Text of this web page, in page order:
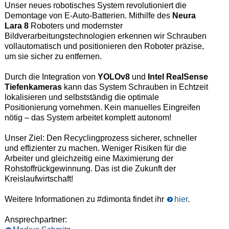
Unser neues robotisches System revolutioniert die
Demontage von E-Auto-Batterien. Mithilfe des Neura
Lara 8Roboters und modernster
Bildverarbeitungstechnologien erkennen wir Schrauben
vollautomatisch und positionieren den Roboter präzise,
um sie sicher zu entfernen.
Durch die Integration von YOLOv8und
Intel RealSense
Tiefenkameraskann das System Schrauben in Echtzeit
lokalisieren und selbstständig die optimale
Positionierung vornehmen. Kein manuelles Eingreifen
nötig – das System arbeitet komplett autonom!
Unser Ziel: Den Recyclingprozess sicherer, schneller
und effizienter zu machen. Weniger Risiken für die
Arbeiter und gleichzeitig eine Maximierung der
Rohstoffrückgewinnung. Das ist die Zukunft der
Kreislaufwirtschaft!
Weitere Informationen zu #dimonta findet ihr hier.
Ansprechpartner: